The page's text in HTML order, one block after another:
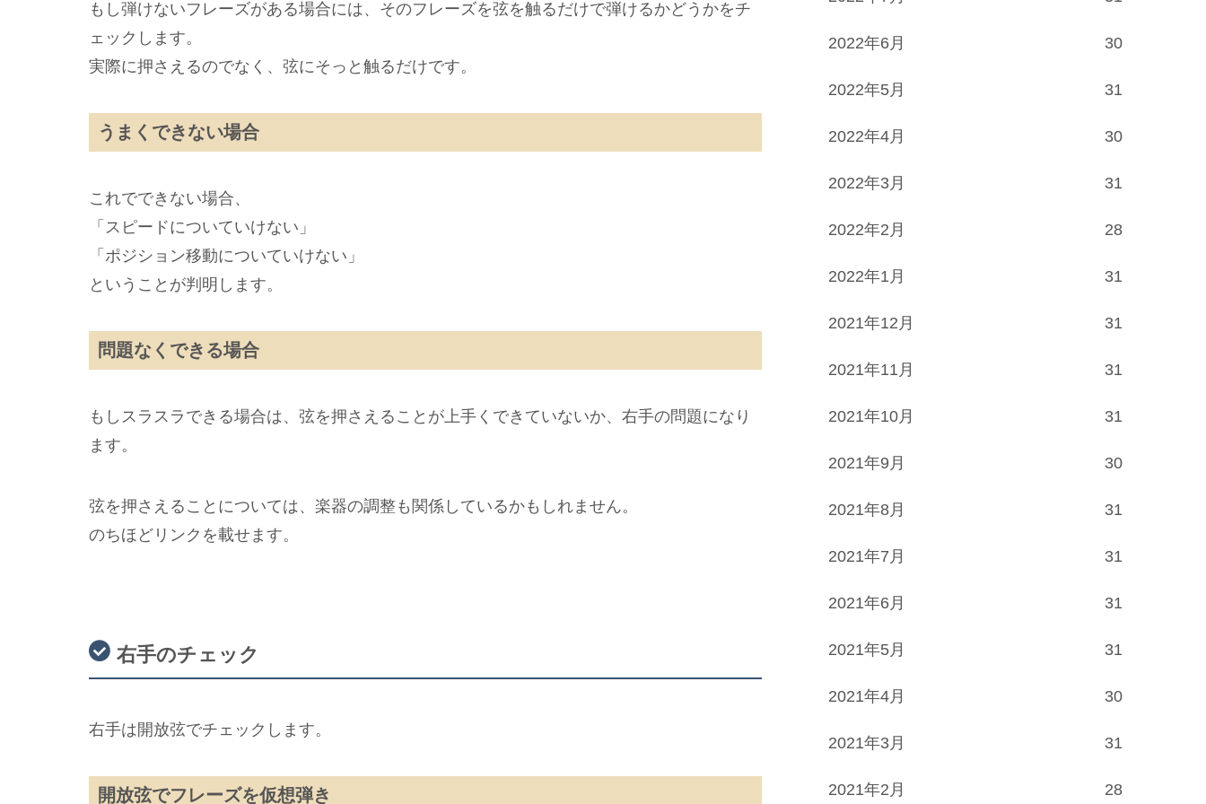
もし弾けないフレーズがある場合には、そのフレーズを弦を触るだけで弾けるかどうかをチ
ェックします。
実際に押さえるのでなく、弦にそっと触るだけです。
うまくできない場合
これでできない場合、
「スピードについていけない」
「ポジション移動についていけない」
ということが判明します。
問題なくできる場合
もしスラスラできる場合は、弦を押さえることが上手くできていないか、右手の問題になり
ます。
弦を押さえることについては、楽器の調整も関係しているかもしれません。
のちほどリンクを載せます。
右手のチェック
右手は開放弦でチェックします。
開放弦でフレーズを仮想弾き
2022年6月 30
2022年5月 31
2022年4月 30
2022年3月 31
2022年2月 28
2022年1月 31
2021年12月 31
2021年11月 31
2021年10月 31
2021年9月 30
2021年8月 31
2021年7月 31
2021年6月 31
2021年5月 31
2021年4月 30
2021年3月 31
2021年2月 28